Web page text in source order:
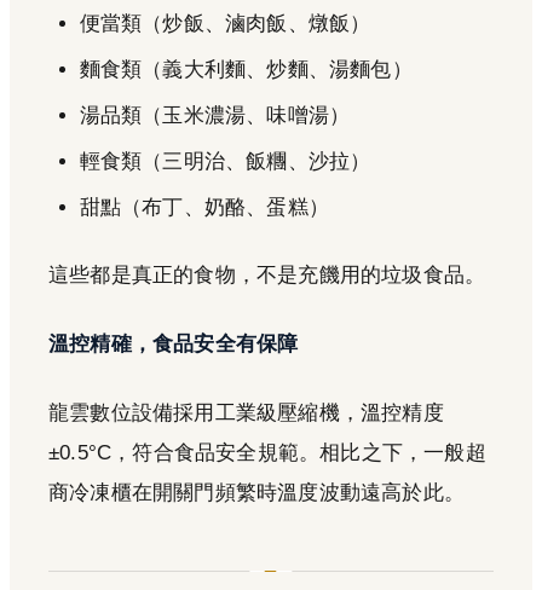
便當類（炒飯、滷肉飯、燉飯）
麵食類（義大利麵、炒麵、湯麵包）
湯品類（玉米濃湯、味噌湯）
輕食類（三明治、飯糰、沙拉）
甜點（布丁、奶酪、蛋糕）
這些都是真正的食物，不是充饑用的垃圾食品。
溫控精確，食品安全有保障
龍雲數位設備採用工業級壓縮機，溫控精度
±0.5°C，符合食品安全規範。相比之下，一般超
商冷凍櫃在開關門頻繁時溫度波動遠高於此。